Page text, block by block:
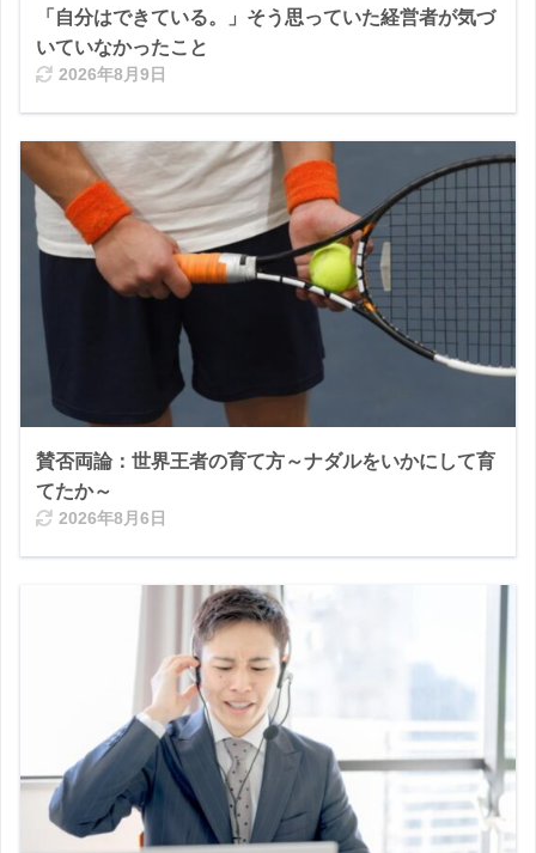
「自分はできている。」そう思っていた経営者が気づ
いていなかったこと
2026年8月9日
賛否両論：世界王者の育て方～ナダルをいかにして育
てたか～
2026年8月6日